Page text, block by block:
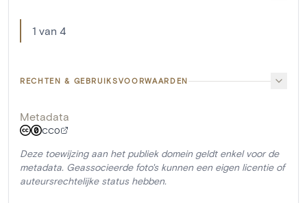
1 van 4
RECHTEN & GEBRUIKSVOORWAARDEN
Metadata
CC0
Deze toewijzing aan het publiek domein geldt enkel voor de
metadata. Geassocieerde foto's kunnen een eigen licentie of
auteursrechtelijke status hebben.